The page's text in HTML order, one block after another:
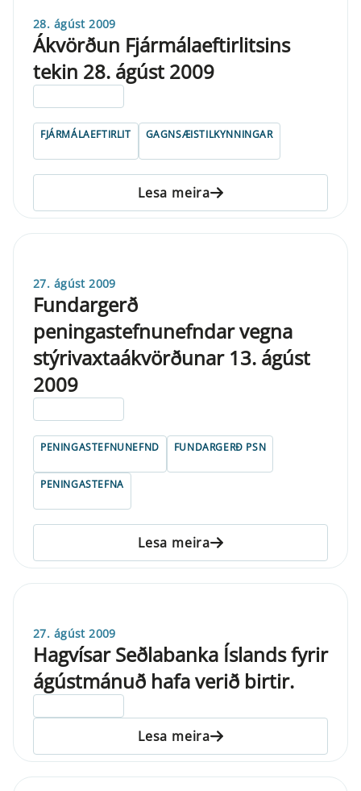
28. ágúst 2009
Ákvörðun Fjármálaeftirlitsins
tekin 28. ágúst 2009
FJÁRMÁLAEFTIRLIT GAGNSÆISTILKYNNINGAR
Lesa meira
27. ágúst 2009
Fundargerð
peningastefnunefndar vegna
stýrivaxtaákvörðunar 13. ágúst
2009
PENINGASTEFNUNEFND FUNDARGERÐ PSN
PENINGASTEFNA
Lesa meira
27. ágúst 2009
Hagvísar Seðlabanka Íslands fyrir
ágústmánuð hafa verið birtir.
Lesa meira